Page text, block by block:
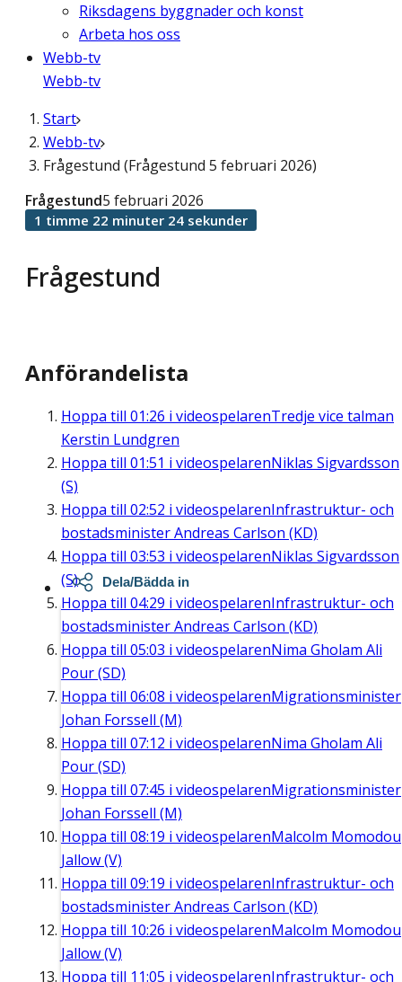
Riksdagens byggnader och konst
Arbeta hos oss
Webb-tv
Webb-tv
Start
Webb-tv
Frågestund (Frågestund 5 februari 2026)
Frågestund
Frågestund5 februari 2026
1 timme 22 minuter 24 sekunder
Anförandelista
Hoppa till 01:26 i videospelarenTredje vice talman
Kerstin Lundgren
Hoppa till 01:51 i videospelarenNiklas Sigvardsson
(S)
Hoppa till 02:52 i videospelarenInfrastruktur- och
bostadsminister Andreas Carlson (KD)
Hoppa till 03:53 i videospelarenNiklas Sigvardsson
(S)
Hoppa till 04:29 i videospelarenInfrastruktur- och
bostadsminister Andreas Carlson (KD)
Hoppa till 05:03 i videospelarenNima Gholam Ali
Pour (SD)
Hoppa till 06:08 i videospelarenMigrationsminister
Johan Forssell (M)
Hoppa till 07:12 i videospelarenNima Gholam Ali
Pour (SD)
Hoppa till 07:45 i videospelarenMigrationsminister
Johan Forssell (M)
Hoppa till 08:19 i videospelarenMalcolm Momodou
Jallow (V)
Hoppa till 09:19 i videospelarenInfrastruktur- och
bostadsminister Andreas Carlson (KD)
Hoppa till 10:26 i videospelarenMalcolm Momodou
Jallow (V)
Hoppa till 11:05 i videospelarenInfrastruktur- och
Dela/Bädda in